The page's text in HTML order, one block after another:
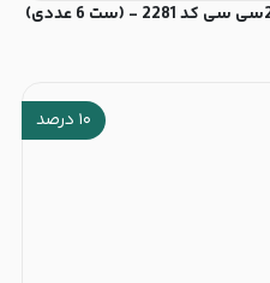
۱۰ درصد